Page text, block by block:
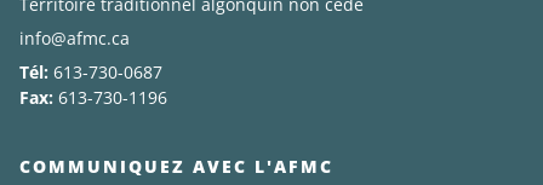
info@afmc.ca
Tél: 613-730-0687
Fax: 613-730-1196
COMMUNIQUEZ AVEC L'AFMC